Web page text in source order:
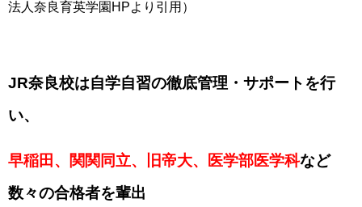
法人奈良育英学園HPより引用）
JR奈良校は自学自習の徹底管理・サポートを行
い、
早稲田、関関同立、旧帝大、医学部医学科など
数々の合格者を輩出